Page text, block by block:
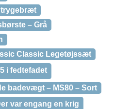
– Grå
Classic Legetøjssæt
5 i fedtefadet
badevægt – MS80 – Sort
var engang en krig